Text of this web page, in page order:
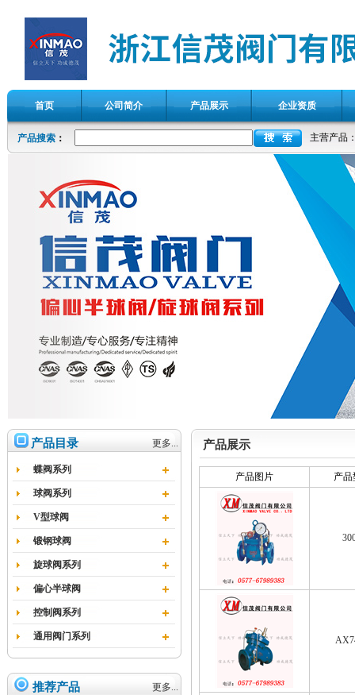
首页 公司简介 产品展示 企业资质
产品搜索： 主营产品
产品目录 更多...
蝶阀系列
球阀系列
V型球阀
锻钢球阀
旋球阀系列
偏心半球阀
控制阀系列
通用阀门系列
推荐产品 更多...
产品展示
产品图片 产品